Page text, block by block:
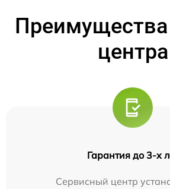
Преимущества
центра
Гарантия до 3-х
Сервисный центр